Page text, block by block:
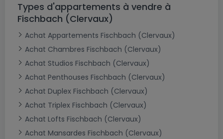
Types d'appartements à vendre à
Fischbach (Clervaux)
Achat Appartements Fischbach (Clervaux)
Achat Chambres Fischbach (Clervaux)
Achat Studios Fischbach (Clervaux)
Achat Penthouses Fischbach (Clervaux)
Achat Duplex Fischbach (Clervaux)
Achat Triplex Fischbach (Clervaux)
Achat Lofts Fischbach (Clervaux)
Achat Mansardes Fischbach (Clervaux)